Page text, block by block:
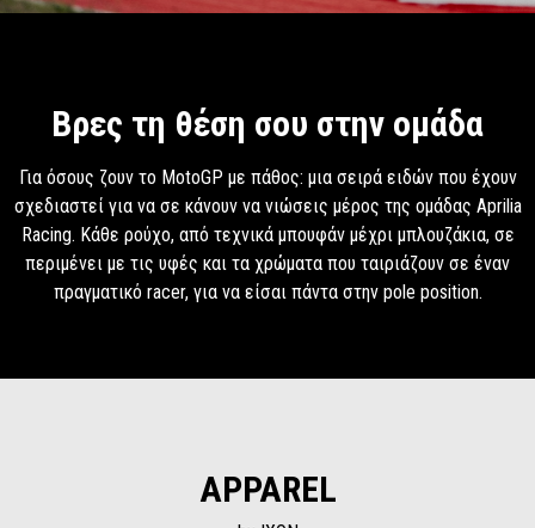
Βρες τη θέση σου στην ομάδα
Για όσους ζουν το MotoGP με πάθος: μια σειρά ειδών που έχουν
σχεδιαστεί για να σε κάνουν να νιώσεις μέρος της ομάδας Aprilia
Racing. Κάθε ρούχο, από τεχνικά μπουφάν μέχρι μπλουζάκια, σε
περιμένει με τις υφές και τα χρώματα που ταιριάζουν σε έναν
πραγματικό racer, για να είσαι πάντα στην pole position.
APPAREL